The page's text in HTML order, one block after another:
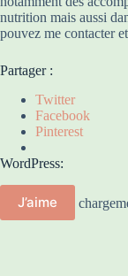
nutrition mais aussi
pouvez me contacter
Partager :
Twitter
Facebook
Pinterest
WordPress:
J’aime